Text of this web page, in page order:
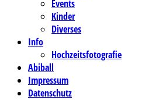
Events
Kinder
Diverses
Info
Hochzeitsfotografie
Abiball
Impressum
Datenschutz